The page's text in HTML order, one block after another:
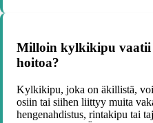
Milloin kylkikipu vaatii
hoitoa?
Kylkikipu, joka on äkillistä,
osiin tai siihen liittyy muita
hengenahdistus, rintakipu tai